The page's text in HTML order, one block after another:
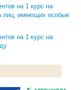
ИНОСТРАНЦЕВ
на 1 курс на
лиц, имеющих особые
на 1 курс на